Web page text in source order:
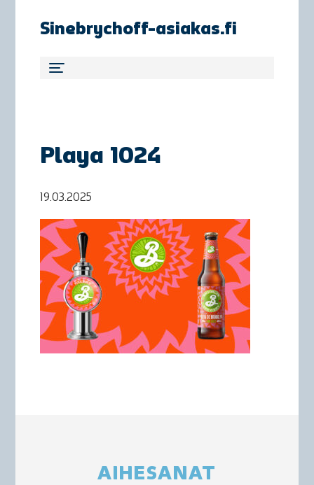
Sinebrychoff-asiakas.fi
Playa 1024
19.03.2025
AIHESANAT